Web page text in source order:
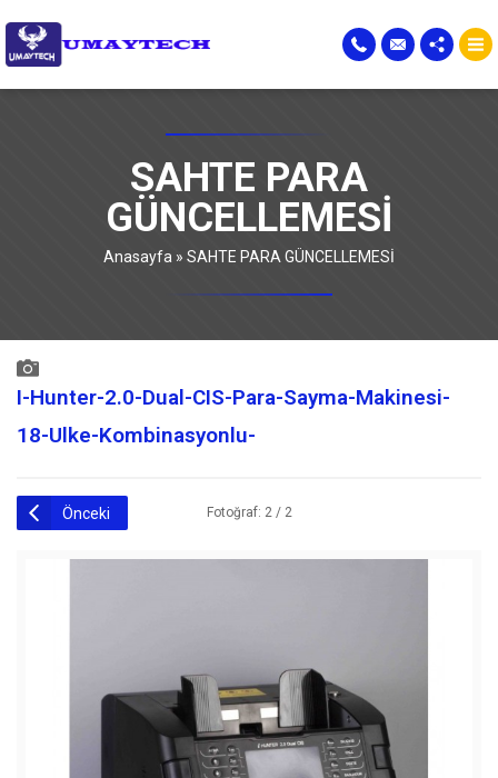
SAHTE PARA
GÜNCELLEMESİ
Anasayfa » SAHTE PARA GÜNCELLEMESİ
I-Hunter-2.0-Dual-CIS-Para-Sayma-Makinesi-
18-Ulke-Kombinasyonlu-
Önceki Fotoğraf: 2 / 2